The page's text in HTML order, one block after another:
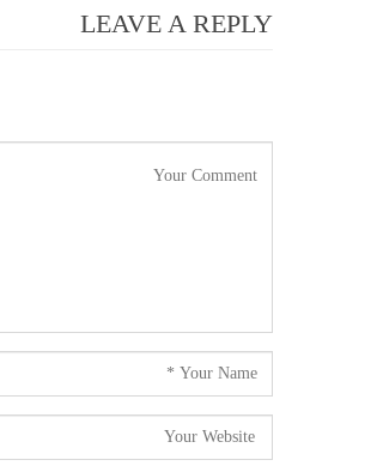
LEAVE A REPLY